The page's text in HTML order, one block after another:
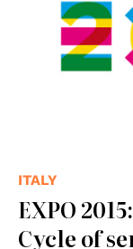
ITALY
EXPO
Cycle of